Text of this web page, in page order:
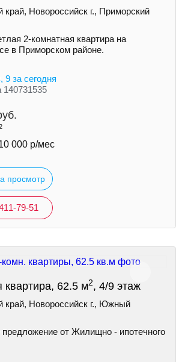
край, Новороссийск г., Приморский
2-комнатная квартира на
в Приморском районе.
9 за сегодня
140731535
000 р/мес
просмотр
79-51
квартира, 62.5 м2, 4/9 этаж
край, Новороссийск г., Южный
от Жилищно - ипотечного